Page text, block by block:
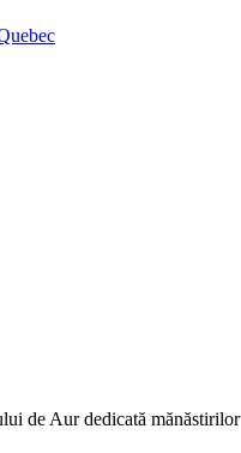
de Aur dedicată mănăstirilor